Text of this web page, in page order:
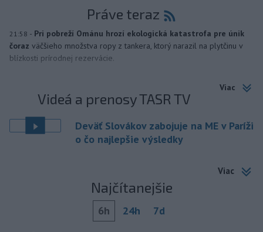
Práve teraz
21:58 - Pri pobreží Ománu hrozí ekologická katastrofa pre únik
čoraz väčšieho množstva ropy z tankera, ktorý narazil na plytčinu v
blízkosti prírodnej rezervácie.
Viac
Videá a prenosy TASR TV
Deväť Slovákov zabojuje na ME v Paríži
o čo najlepšie výsledky
Viac
Najčítanejšie
6h 24h 7d